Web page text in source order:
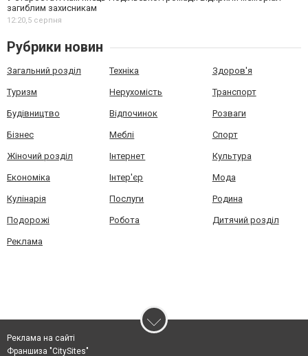
загиблим захисникам
12:20,5 серпня
Рубрики новин
Загальний розділ Техніка Здоров'я
Туризм Нерухомість Транспорт
Будівництво Відпочинок Розваги
Бізнес Меблі Спорт
Жіночий розділ Інтернет Культура
Економіка Інтер'єр Мода
Кулінарія Послуги Родина
Подорожі Робота Дитячий розділ
Реклама
Реклама на сайті
Франшиза "CitySites"